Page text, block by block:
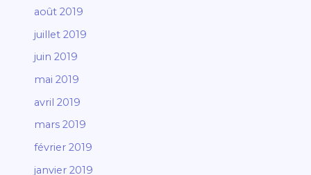
août 2019
juillet 2019
juin 2019
mai 2019
avril 2019
mars 2019
février 2019
janvier 2019